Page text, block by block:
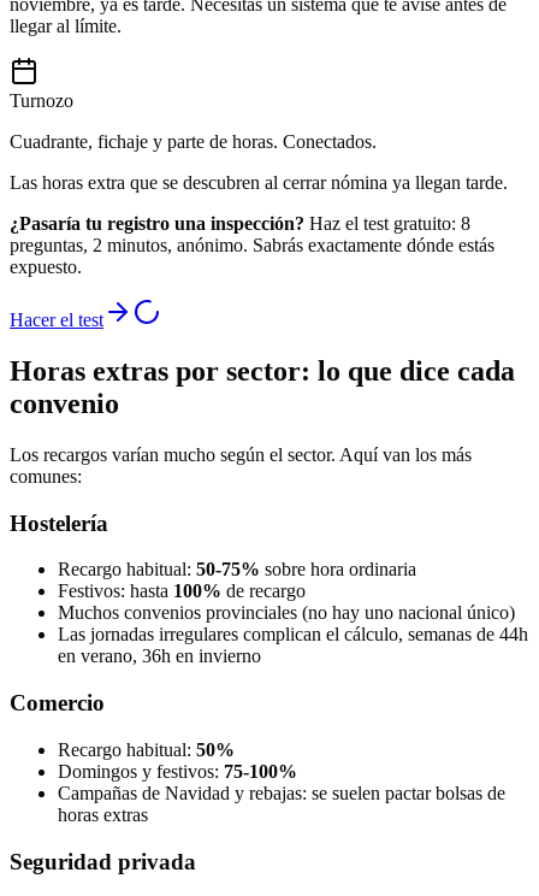
noviembre, ya es tarde. Necesitas un sistema que te avise antes de
llegar al límite.
Turnozo
Cuadrante, fichaje y parte de horas. Conectados.
Las horas extra que se descubren al cerrar nómina ya llegan tarde.
¿Pasaría tu registro una inspección? Haz el test gratuito: 8
preguntas, 2 minutos, anónimo. Sabrás exactamente dónde estás
expuesto.
Hacer el test
Horas extras por sector: lo que dice cada
convenio
Los recargos varían mucho según el sector. Aquí van los más
comunes:
Hostelería
Recargo habitual: 50-75% sobre hora ordinaria
Festivos: hasta 100% de recargo
Muchos convenios provinciales (no hay uno nacional único)
Las jornadas irregulares complican el cálculo, semanas de 44h
en verano, 36h en invierno
Comercio
Recargo habitual: 50%
Domingos y festivos: 75-100%
Campañas de Navidad y rebajas: se suelen pactar bolsas de
horas extras
Seguridad privada